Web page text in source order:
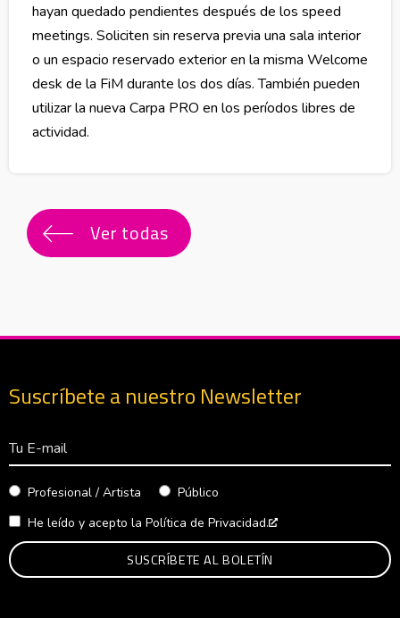
hayan quedado pendientes después de los speed
meetings. Soliciten sin reserva previa una sala interior
o un espacio reservado exterior en la misma Welcome
desk de la FiM durante los dos días. También pueden
utilizar la nueva Carpa PRO en los períodos libres de
actividad.
Ver todas
Suscríbete a nuestro Newsletter
Correo Electrónico
Profesional / Artista
Público
He leído y acepto la Política de Privacidad.